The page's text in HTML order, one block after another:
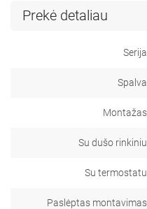
Prekė detaliau
Serija
Spalva
Montažas
Su dušo rinkiniu
Su termostatu
Paslėptas montavimas